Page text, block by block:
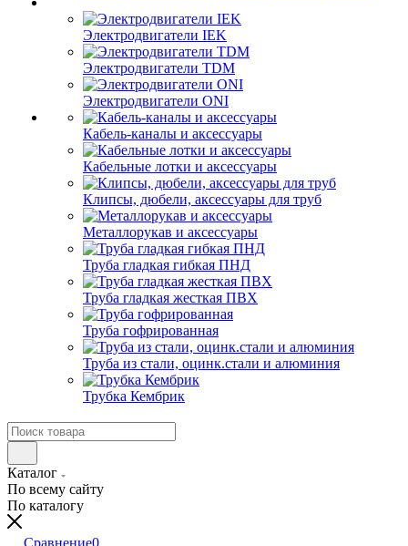
Электродвигатели IEK
Электродвигатели TDM
Электродвигатели ONI
Кабель-каналы и аксессуары
Кабельные лотки и аксессуары
Клипсы, дюбели, аксессуары для труб
Металлорукав и аксессуары
Труба гладкая гибкая ПНД
Труба гладкая жесткая ПВХ
Труба гофрированная
Труба из стали, оцинк.стали и алюминия
Трубка Кембрик
Каталог
По всему сайту
По каталогу
Сравнение0